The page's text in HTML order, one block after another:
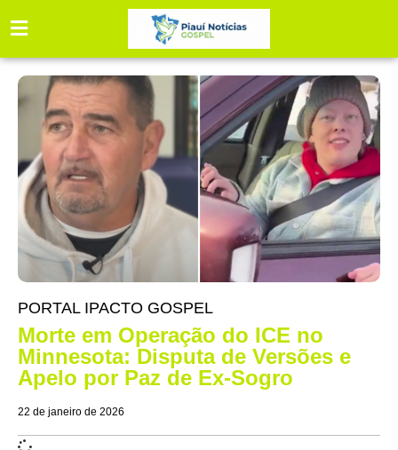
PORTAL IPACTO GOSPEL
Morte em Operação do ICE no
Minnesota: Disputa de Versões e
Apelo por Paz de Ex-Sogro
22 de janeiro de 2026